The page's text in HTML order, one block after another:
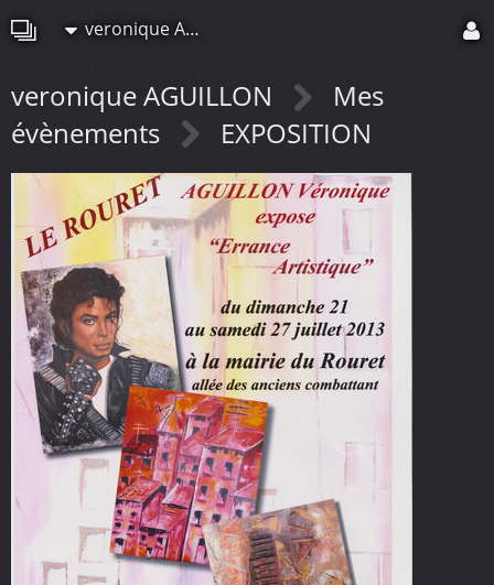
veronique AGUILLON
veronique AGUILLON
Mes
évènements
EXPOSITION